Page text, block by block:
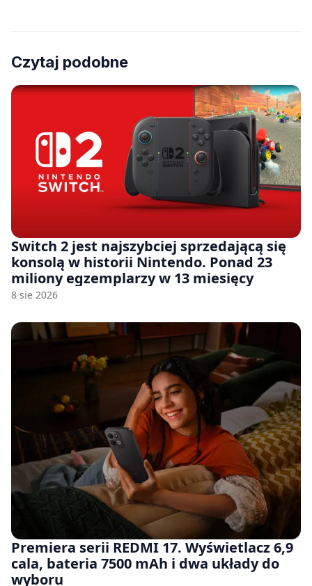
Czytaj podobne
Switch 2 jest najszybciej sprzedającą się
konsolą w historii Nintendo. Ponad 23
miliony egzemplarzy w 13 miesięcy
8 sie 2026
Premiera serii REDMI 17. Wyświetlacz 6,9
cala, bateria 7500 mAh i dwa układy do
wyboru